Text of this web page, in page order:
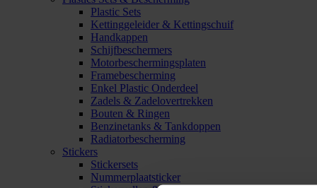
Plastic Sets
Kettinggeleider & Kettingschuif
Handkappen
Schijfbeschermers
Motorbeschermingsplaten
Framebescherming
Enkel Plastic Onderdeel
Zadels & Zadelovertrekken
Bouten & Ringen
Benzinetanks & Tankdoppen
Radiatorbescherming
Stickers
Stickersets
Nummerplaatsticker